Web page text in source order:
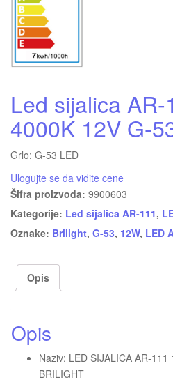
Led sijalica
4000K 12V G-
Grlo: G-53 LED
Ulogujte se da vidite cene
Šifra proizvoda: 9900603
Kategorije: Led sijalica AR-111,
Oznake: Brilight, G-53, 12W, LED
Opis
Opis
Naziv: LED SIJALICA AR-
BRILIGHT